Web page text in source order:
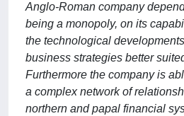
Anglo-Roman company
being a monopoly, on its
the technological
business strategies better
Furthermore the company is
a complex network of
northern and papal financial